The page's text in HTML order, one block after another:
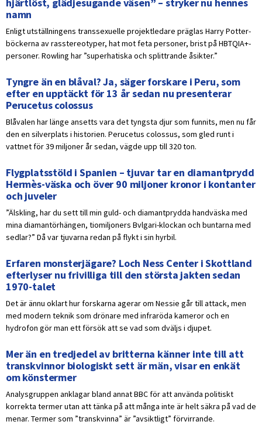
hjärtlöst, glädjesugande väsen” – stryker nu hennes
namn
Enligt utställningens transsexuelle projektledare präglas Harry Potter-
böckerna av rasstereotyper, hat mot feta personer, brist på HBTQIA+-
personer. Rowling har ”superhatiska och splittrande åsikter.”
Tyngre än en blåval? Ja, säger forskare i Peru, som
efter en upptäckt för 13 år sedan nu presenterar
Perucetus colossus
Blåvalen har länge ansetts vara det tyngsta djur som funnits, men nu får
den en silverplats i historien. Perucetus colossus, som gled runt i
vattnet för 39 miljoner år sedan, vägde upp till 320 ton.
Flygplatsstöld i Spanien – tjuvar tar en diamantprydd
Hermès-väska och över 90 miljoner kronor i kontanter
och juveler
”Älskling, har du sett till min guld- och diamantprydda handväska med
mina diamantörhängen, tiomiljoners Bvlgari-klockan och buntarna med
sedlar?” Då var tjuvarna redan på flykt i sin hyrbil.
Erfaren monsterjägare? Loch Ness Center i Skottland
efterlyser nu frivilliga till den största jakten sedan
1970-talet
Det är ännu oklart hur forskarna agerar om Nessie går till attack, men
med modern teknik som drönare med infraröda kameror och en
hydrofon gör man ett försök att se vad som dväljs i djupet.
Mer än en tredjedel av britterna känner inte till att
transkvinnor biologiskt sett är män, visar en enkät
om könstermer
Analysgruppen anklagar bland annat BBC för att använda politiskt
korrekta termer utan att tänka på att många inte är helt säkra på vad de
menar. Termer som ”transkvinna” är ”avsiktligt” förvirrande.